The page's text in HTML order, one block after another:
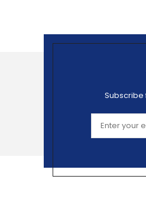
Subscribe